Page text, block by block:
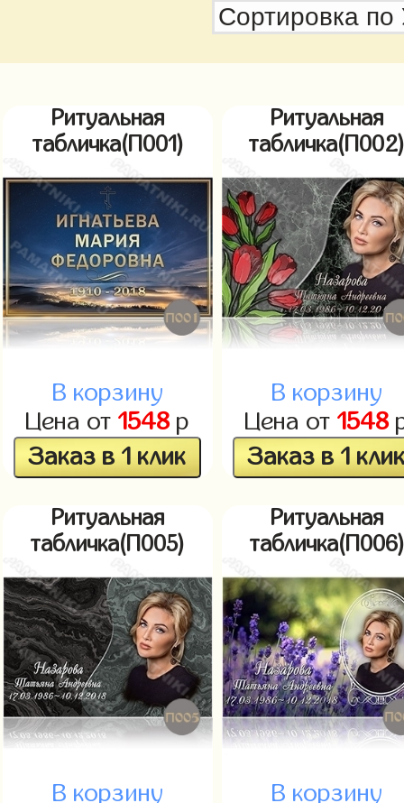
Ритуальная
табличка(П001)
В корзину
Цена от 1548 р
Заказ в 1 клик
Ритуальная
В корзину
Цена от 1548
Заказ в 1
Ритуальная
табличка(П005)
В корзину
Ритуальная
табличка(П006)
В корзину